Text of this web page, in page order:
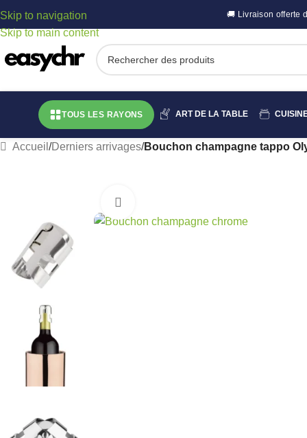
Skip to navigation
Skip to main content
🚚 Livraison offerte
TOUS LES RAYONS ART DE LA TABLE
Accueil /Derniers arrivages/Bouchon champagne tappo